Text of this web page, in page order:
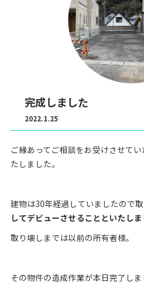
完成しました
2022.1.25
ご縁あってご相談をお受けさせて
たしました。
建物は30年経過していましたので取
してデビューさせることといたしま
取り壊しまでは以前の所有者様。
その物件の造成作業が本日完了し